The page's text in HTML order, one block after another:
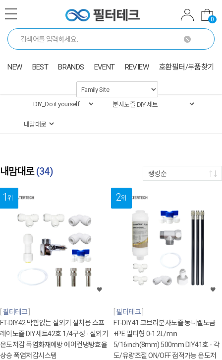
0
NEW BEST BRANDS EVENT REVIEW 호환필터/부품찾기
내맘대로(34) 랭킹순
1위
필터테크
FT-DIY42 막힘없는 실외기 설치용 스프
레이노즐 DIY세트42호 1/4구성 - 실외기
온도저감 폭염화재예방 에어컨냉방효율
상승 폭염저감시스템
2위
필터테크
FT-DIY41 코브라분사노즐 동니켈도금
+PE 멀티형 0-1.2L/min
5/16inch(8mm) 500mm DIY41호 - 각
도/유량조절 ON/OFF 점적가능 온도저